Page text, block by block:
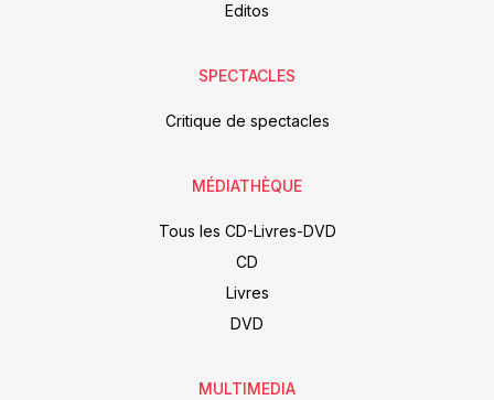
Editos
SPECTACLES
Critique de spectacles
MÉDIATHÈQUE
Tous les CD-Livres-DVD
CD
Livres
DVD
MULTIMEDIA